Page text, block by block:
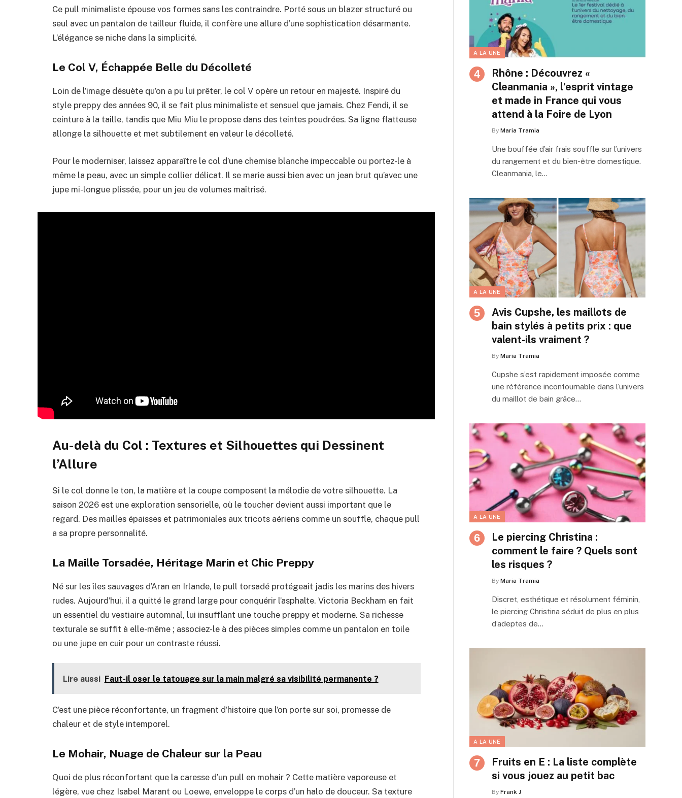
Ce pull minimaliste épouse vos formes sans les contraindre. Porté sous un blazer structuré ou
seul avec un pantalon de tailleur fluide, il confère une allure d’une sophistication désarmante.
L’élégance se niche dans la simplicité.
Le Col V, Échappée Belle du Décolleté
Loin de l’image désuète qu’on a pu lui prêter, le col V opère un retour en majesté. Inspiré du
style preppy des années 90, il se fait plus minimaliste et sensuel que jamais. Chez Fendi, il se
ceinture à la taille, tandis que Miu Miu le propose dans des teintes poudrées. Sa ligne flatteuse
allonge la silhouette et met subtilement en valeur le décolleté.
Pour le moderniser, laissez apparaître le col d’une chemise blanche impeccable ou portez-le à
même la peau, avec un simple collier délicat. Il se marie aussi bien avec un jean brut qu’avec une
jupe mi-longue plissée, pour un jeu de volumes maîtrisé.
Au-delà du Col : Textures et Silhouettes qui Dessinent
l’Allure
Si le col donne le ton, la matière et la coupe composent la mélodie de votre silhouette. La
saison 2026 est une exploration sensorielle, où le toucher devient aussi important que le
regard. Des mailles épaisses et patrimoniales aux tricots aériens comme un souffle, chaque pull
a sa propre personnalité.
La Maille Torsadée, Héritage Marin et Chic Preppy
Né sur les îles sauvages d’Aran en Irlande, le pull torsadé protégeait jadis les marins des hivers
rudes. Aujourd’hui, il a quitté le grand large pour conquérir l’asphalte. Victoria Beckham en fait
un essentiel du vestiaire automnal, lui insufflant une touche preppy et moderne. Sa richesse
texturale se suffit à elle-même ; associez-le à des pièces simples comme un pantalon en toile
ou une jupe en cuir pour un contraste réussi.
Lire aussi Faut-il oser le tatouage sur la main malgré sa visibilité permanente ?
C’est une pièce réconfortante, un fragment d’histoire que l’on porte sur soi, promesse de
chaleur et de style intemporel.
Le Mohair, Nuage de Chaleur sur la Peau
Quoi de plus réconfortant que la caresse d’un pull en mohair ? Cette matière vaporeuse et
légère, vue chez Isabel Marant ou Loewe, enveloppe le corps d’un halo de douceur. Sa texture
A LA UNE
Rhône : Découvrez «
Cleanmania », l’esprit vintage
et made in France qui vous
attend à la Foire de Lyon
By Maria Tramia
Une bouffée d’air frais souffle sur l’univers
du rangement et du bien-être domestique.
Cleanmania, le…
A LA UNE
Avis Cupshe, les maillots de
bain stylés à petits prix : que
valent-ils vraiment ?
By Maria Tramia
Cupshe s’est rapidement imposée comme
une référence incontournable dans l’univers
du maillot de bain grâce…
A LA UNE
Le piercing Christina :
comment le faire ? Quels sont
les risques ?
By Maria Tramia
Discret, esthétique et résolument féminin,
le piercing Christina séduit de plus en plus
d’adeptes de…
A LA UNE
Fruits en E : La liste complète
si vous jouez au petit bac
By Frank J